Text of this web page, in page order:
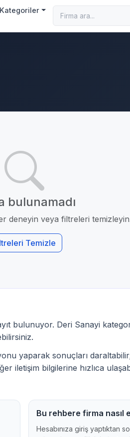
Kategoriler
bulunamadı
deneyin veya filtreleri
Temizle
bulunuyor. Deri Sanayi
yaparak sonuçları
iletişim bilgilerine hızlıca
Bu rehbere firma nasıl
Hesabınıza giriş yaptıktan